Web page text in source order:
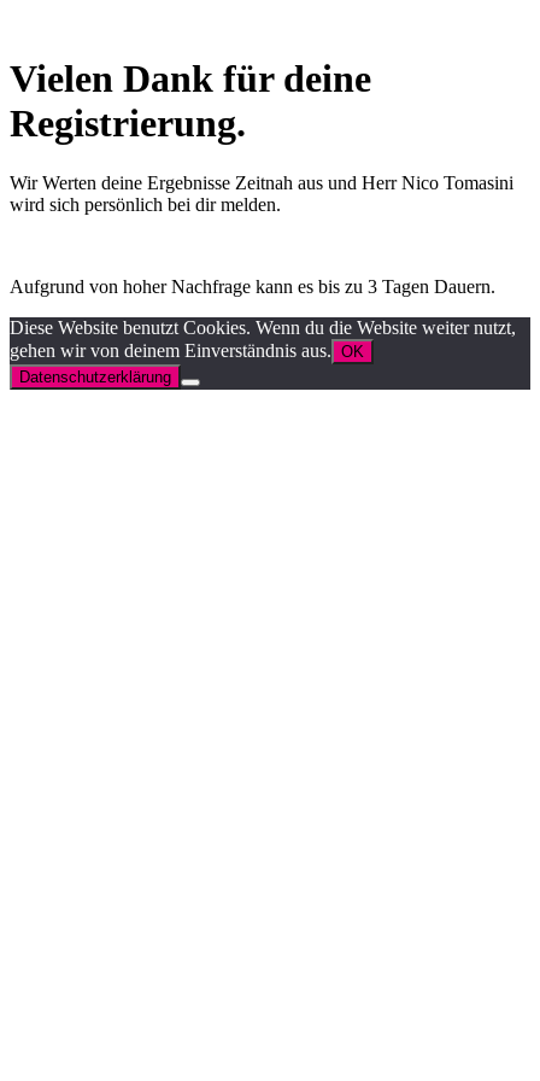
Vielen Dank für deine
Registrierung.
Wir Werten deine Ergebnisse Zeitnah aus und Herr Nico Tomasini
wird sich persönlich bei dir melden.
Aufgrund von hoher Nachfrage kann es bis zu 3 Tagen Dauern.
Diese Website benutzt Cookies. Wenn du die Website weiter nutzt,
gehen wir von deinem Einverständnis aus. OK
Datenschutzerklärung